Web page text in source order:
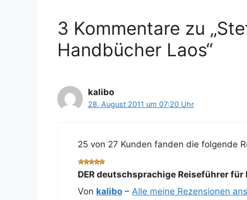
3 Kommentare zu
Handbücher Laos“
kalibo
28. August 2011 um 07:20 Uhr
25 von 27 Kunden fanden die folgende
DER deutschsprachige Reiseführer für
Von kalibo– Alle meine Rezensionen